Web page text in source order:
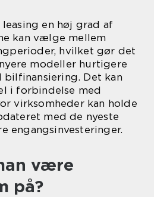
en høj grad af
kan vælge mellem
hvilket gør det
modeller hurtigere
Det kan
i forbindelse med
virksomheder kan holde
med de nyeste
engangsinvesteringer.
være
på?